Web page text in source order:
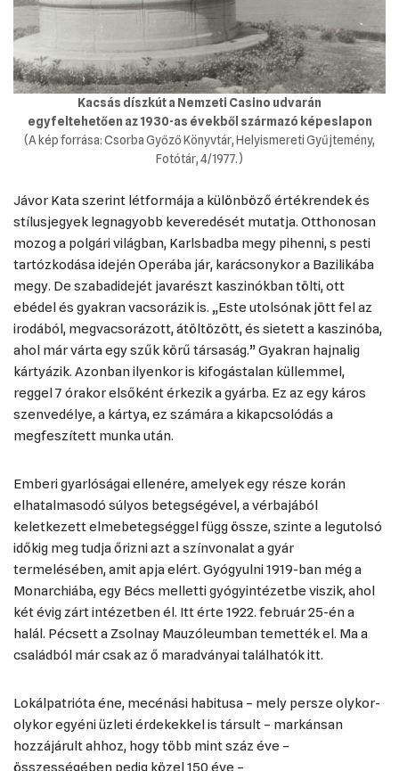
Kacsás díszkút a Nemzeti Casino udvarán
egy feltehetően az 1930-as évekből származó képeslapon
(A kép forrása: Csorba Győző Könyvtár, Helyismereti Gyűjtemény,
Fotótár, 4/1977.)
Jávor Kata szerint létformája a különböző értékrendek és
stílusjegyek legnagyobb keveredését mutatja. Otthonosan
mozog a polgári világban, Karlsbadba megy pihenni, s pesti
tartózkodása idején Operába jár, karácsonykor a Bazilikába
megy. De szabadidejét javarészt kaszinókban tölti, ott
ebédel és gyakran vacsorázik is. „Este utolsónak jött fel az
irodából, megvacsorázott, átöltözött, és sietett a kaszinóba,
ahol már várta egy szűk körű társaság.” Gyakran hajnalig
kártyázik. Azonban ilyenkor is kifogástalan küllemmel,
reggel 7 órakor elsőként érkezik a gyárba. Ez az egy káros
szenvedélye, a kártya, ez számára a kikapcsolódás a
megfeszített munka után.
Emberi gyarlóságai ellenére, amelyek egy része korán
elhatalmasodó súlyos betegségével, a vérbajából
keletkezett elmebetegséggel függ össze, szinte a legutolsó
időkig meg tudja őrizni azt a színvonalat a gyár
termelésében, amit apja elért. Gyógyulni 1919-ban még a
Monarchiába, egy Bécs melletti gyógyintézetbe viszik, ahol
két évig zárt intézetben él. Itt érte 1922. február 25-én a
halál. Pécsett a Zsolnay Mauzóleumban temették el. Ma a
családból már csak az ő maradványai találhatók itt.
Lokálpatrióta éne, mecénási habitusa – mely persze olykor-
olykor egyéni üzleti érdekekkel is társult – markánsan
hozzájárult ahhoz, hogy több mint száz éve –
összességében pedig közel 150 éve –